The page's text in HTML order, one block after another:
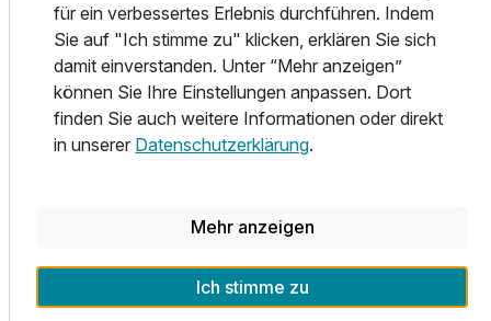
Ausstattung
Zusatznächte
Für 4 Tage
Einzelzimmer Komfort
Der neue Bier-Wellnessbereich unseres Hotels - tauchen
Sie ein in eine Welt des Genusses und der Erholung, die Sie
so nirgendwo anders finden werden. Erleben Sie
unvergleichliche Entspannungsmomente im neuen Bier-
Wellness Bereich.
gemütlichen Bierkeller. Hier erwartet Sie ein wohltuendes
Ein Ambiente, dass unser Brauerei-Flair mit modernem
Wellness vereint.
für ein verbessertes Erlebnis durchführen. Indem
Sie auf "Ich stimme zu" klicken, erklären Sie sich
damit einverstanden. Unter “Mehr anzeigen”
können Sie Ihre Einstellungen anpassen. Dort
finden Sie auch weitere Informationen oder direkt
in unserer Datenschutzerklärung.
Mehr anzeigen
Ich stimme zu